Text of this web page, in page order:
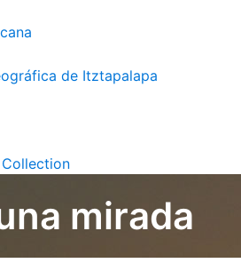
de Itztapalapa
mirada